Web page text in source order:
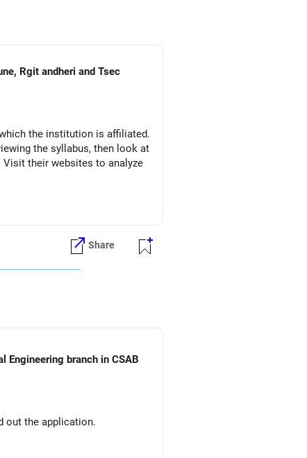
Rgit andheri and Tsec
the institution is affiliated.
the syllabus, then look at
their websites to analyze
Share
branch in CSAB
out the application.